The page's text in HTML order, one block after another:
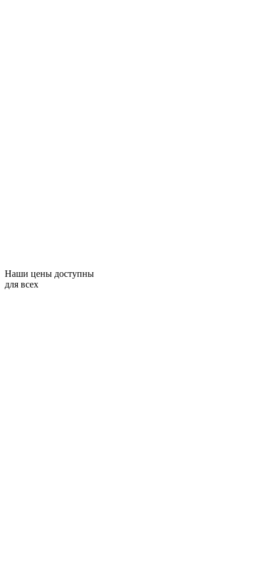
Наши цены доступны
для всех